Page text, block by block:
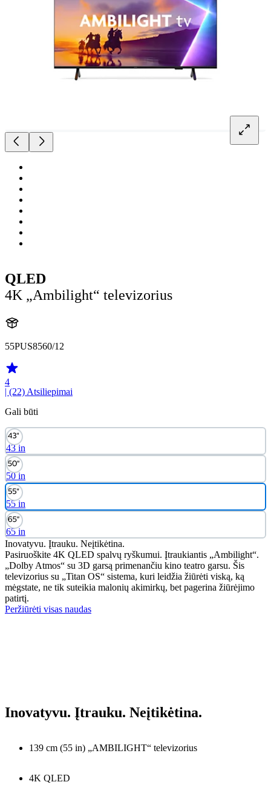
QLED
4K „Ambilight“ televizorius
55PUS8560/12
4
| (22) Atsiliepimai
Gali būti
43 in
50 in
55 in
65 in
Inovatyvu. Įtrauku. Neįtikėtina.
Pasiruoškite 4K QLED spalvų ryškumui. Įtraukiantis „Ambilight“.
„Dolby Atmos“ su 3D garsą primenančiu kino teatro garsu. Šis
televizorius su „Titan OS“ sistema, kuri leidžia žiūrėti viską, ką
mėgstate, ne tik suteikia malonių akimirkų, bet pagerina žiūrėjimo
patirtį.
Peržiūrėti visas naudas
Inovatyvu. Įtrauku. Neįtikėtina.
139 cm (55 in) „AMBILIGHT“ televizorius
4K QLED